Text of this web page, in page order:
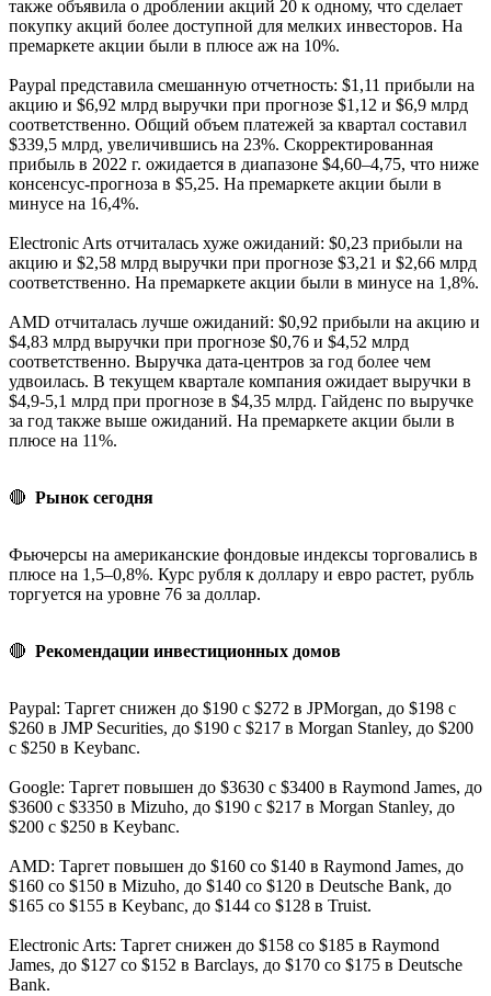
также объявила о дроблении акций 20 к одному, что сделает
покупку акций более доступной для мелких инвесторов. На
премаркете акции были в плюсе аж на 10%.
Paypal представила смешанную отчетность: $1,11 прибыли на
акцию и $6,92 млрд выручки при прогнозе $1,12 и $6,9 млрд
соответственно. Общий объем платежей за квартал составил
$339,5 млрд, увеличившись на 23%. Скорректированная
прибыль в 2022 г. ожидается в диапазоне $4,60–4,75, что ниже
консенсус-прогноза в $5,25. На премаркете акции были в
минусе на 16,4%.
Electronic Arts отчиталась хуже ожиданий: $0,23 прибыли на
акцию и $2,58 млрд выручки при прогнозе $3,21 и $2,66 млрд
соответственно. На премаркете акции были в минусе на 1,8%.
AMD отчиталась лучше ожиданий: $0,92 прибыли на акцию и
$4,83 млрд выручки при прогнозе $0,76 и $4,52 млрд
соответственно. Выручка дата-центров за год более чем
удвоилась. В текущем квартале компания ожидает выручки в
$4,9-5,1 млрд при прогнозе в $4,35 млрд. Гайденс по выручке
за год также выше ожиданий. На премаркете акции были в
плюсе на 11%.
🔴 Рынок сегодня
Фьючерсы на американские фондовые индексы торговались в
плюсе на 1,5–0,8%. Курс рубля к доллару и евро растет, рубль
торгуется на уровне 76 за доллар.
🔴 Рекомендации инвестиционных домов
Paypal: Таргет снижен до $190 с $272 в JPMorgan, до $198 с
$260 в JMP Securities, до $190 с $217 в Morgan Stanley, до $200
с $250 в Keybanc.
Google: Таргет повышен до $3630 с $3400 в Raymond James, до
$3600 с $3350 в Mizuho, до $190 с $217 в Morgan Stanley, до
$200 с $250 в Keybanc.
AMD: Таргет повышен до $160 со $140 в Raymond James, до
$160 со $150 в Mizuho, до $140 со $120 в Deutsche Bank, до
$165 со $155 в Keybanc, до $144 со $128 в Truist.
Electronic Arts: Таргет снижен до $158 со $185 в Raymond
James, до $127 со $152 в Barclays, до $170 со $175 в Deutsche
Bank.